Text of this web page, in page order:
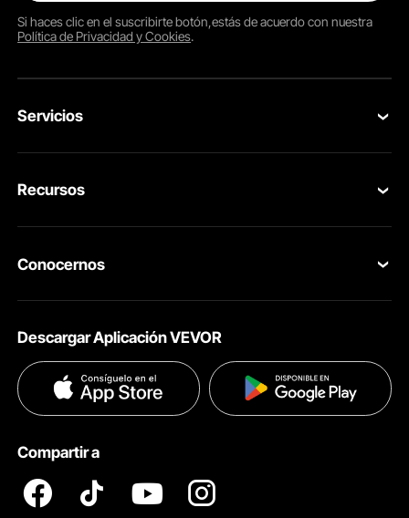
Si haces clic en elsuscribirtebotón,estás de acuerdo con nuestra
Política de Privacidad y Cookies.
Servicios
Tus Pedidos
Ayuda & FAQs
Recursos
Pro member program
Conocernos
Términos & Condiciones
Políticas de Privacidad
Descargar Aplicación VEVOR
Compartir a